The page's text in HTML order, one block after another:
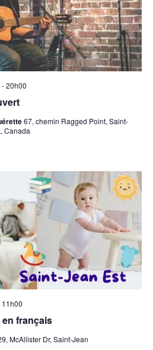
-20h00
67, chemin Ragged Point, Saint-
Canada
français
11h00
McAllister Dr, Saint-Jean